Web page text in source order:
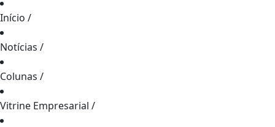
Início /
Notícias /
Colunas /
Vitrine Empresarial /